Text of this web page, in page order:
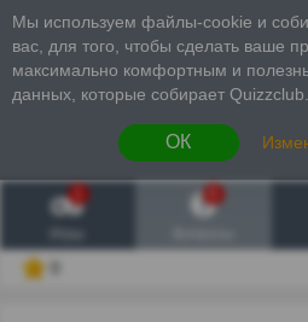
Мы используем файлы-cookie и
вас, для того, чтобы сделать ваше
максимально комфортным и
данных, которые собирает Quizzclub.
ОК
1